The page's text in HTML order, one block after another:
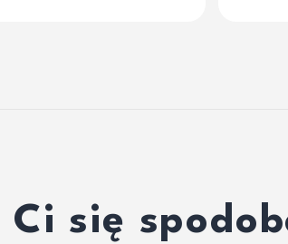
Ci się